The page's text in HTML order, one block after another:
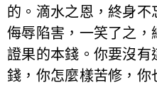
的。滴水之恩，終身
侮辱陷害，一笑了之
證果的本錢。你要沒
錢，你怎麼樣苦修，你